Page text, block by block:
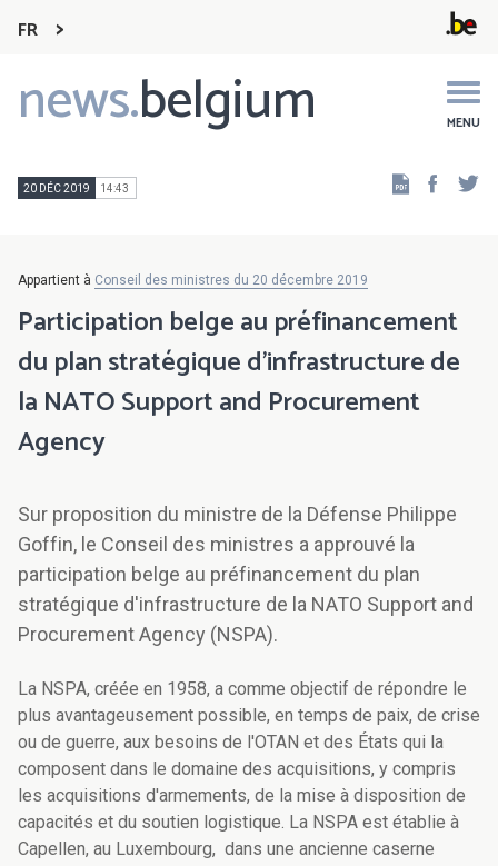
FR
news.belgium MENU
Main
navigation
20 DÉC 2019 14:43
Appartient à Conseil des ministres du 20 décembre 2019
Participation belge au préfinancement
du plan stratégique d'infrastructure de
la NATO Support and Procurement
Agency
Sur proposition du ministre de la Défense Philippe
Goffin, le Conseil des ministres a approuvé la
participation belge au préfinancement du plan
stratégique d'infrastructure de la NATO Support and
Procurement Agency (NSPA).
La NSPA, créée en 1958, a comme objectif de répondre le
plus avantageusement possible, en temps de paix, de crise
ou de guerre, aux besoins de l'OTAN et des États qui la
composent dans le domaine des acquisitions, y compris
les acquisitions d'armements, de la mise à disposition de
capacités et du soutien logistique. La NSPA est établie à
Capellen, au Luxembourg, dans une ancienne caserne